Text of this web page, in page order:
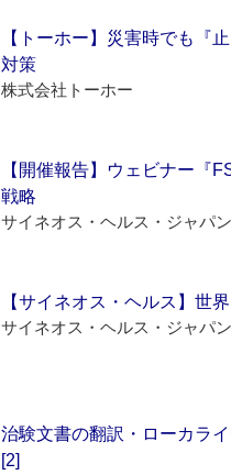
【トーホー】災害時でも『
対策
株式会社トーホー
【開催報告】ウェビナー『
戦略
サイネオス・ヘルス・ジャパ
【サイネオス・ヘルス】世
サイネオス・ヘルス・ジャパ
治験文書の翻訳・ローカラ
[2]